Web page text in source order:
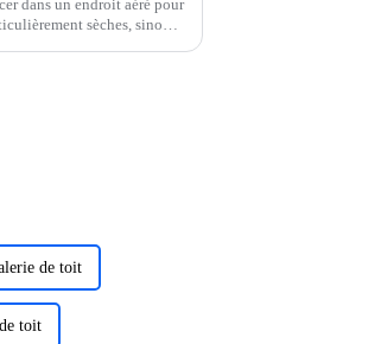
dans un endroit aéré pour
sèches, sinon
de toit
toit